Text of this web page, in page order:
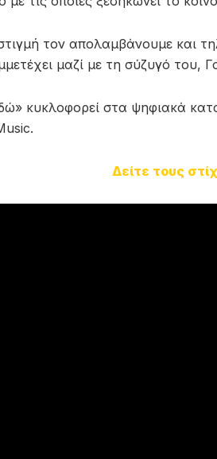
τον απολαμβάνουμε και
μαζί με τη σύζυγό του,
κυκλοφορεί στα ψηφιακά
Δείτε τους